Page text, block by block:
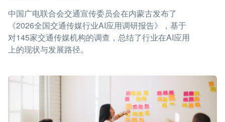
中国广电联合会交通宣传委员会在内蒙古发布了
《2026全国交通传媒行业AI应用调研报告》，基于
对145家交通传媒机构的调查，总结了行业在AI应用
上的现状与发展路径。